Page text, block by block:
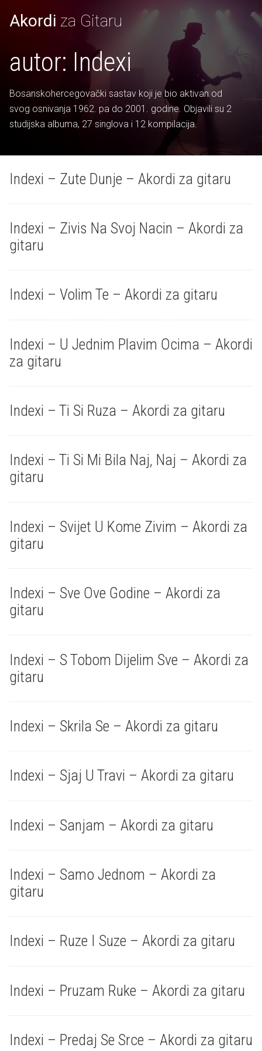
Akordi za Gitaru
autor: Indexi
Bosanskohercegovački sastav koji je bio aktivan od
svog osnivanja 1962. pa do 2001. godine. Objavili su 2
studijska albuma, 27 singlova i 12 kompilacija.
Indexi – Zute Dunje – Akordi za gitaru
Indexi – Zivis Na Svoj Nacin – Akordi za
gitaru
Indexi – Volim Te – Akordi za gitaru
Indexi – U Jednim Plavim Ocima – Akordi
za gitaru
Indexi – Ti Si Ruza – Akordi za gitaru
Indexi – Ti Si Mi Bila Naj, Naj – Akordi za
gitaru
Indexi – Svijet U Kome Zivim – Akordi za
gitaru
Indexi – Sve Ove Godine – Akordi za
gitaru
Indexi – S Tobom Dijelim Sve – Akordi za
gitaru
Indexi – Skrila Se – Akordi za gitaru
Indexi – Sjaj U Travi – Akordi za gitaru
Indexi – Sanjam – Akordi za gitaru
Indexi – Samo Jednom – Akordi za
gitaru
Indexi – Ruze I Suze – Akordi za gitaru
Indexi – Pruzam Ruke – Akordi za gitaru
Indexi – Predaj Se Srce – Akordi za gitaru